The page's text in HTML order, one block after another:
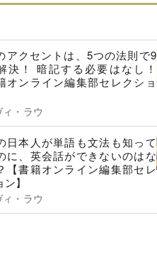
アクセントは、5つの法則で9
決！ 暗記する必要はなし！
オンライン編集部セレクショ
・ラウ
日本人が単語も文法も知って
に、英会話ができないのはな
【書籍オンライン編集部セレ
】
・ラウ